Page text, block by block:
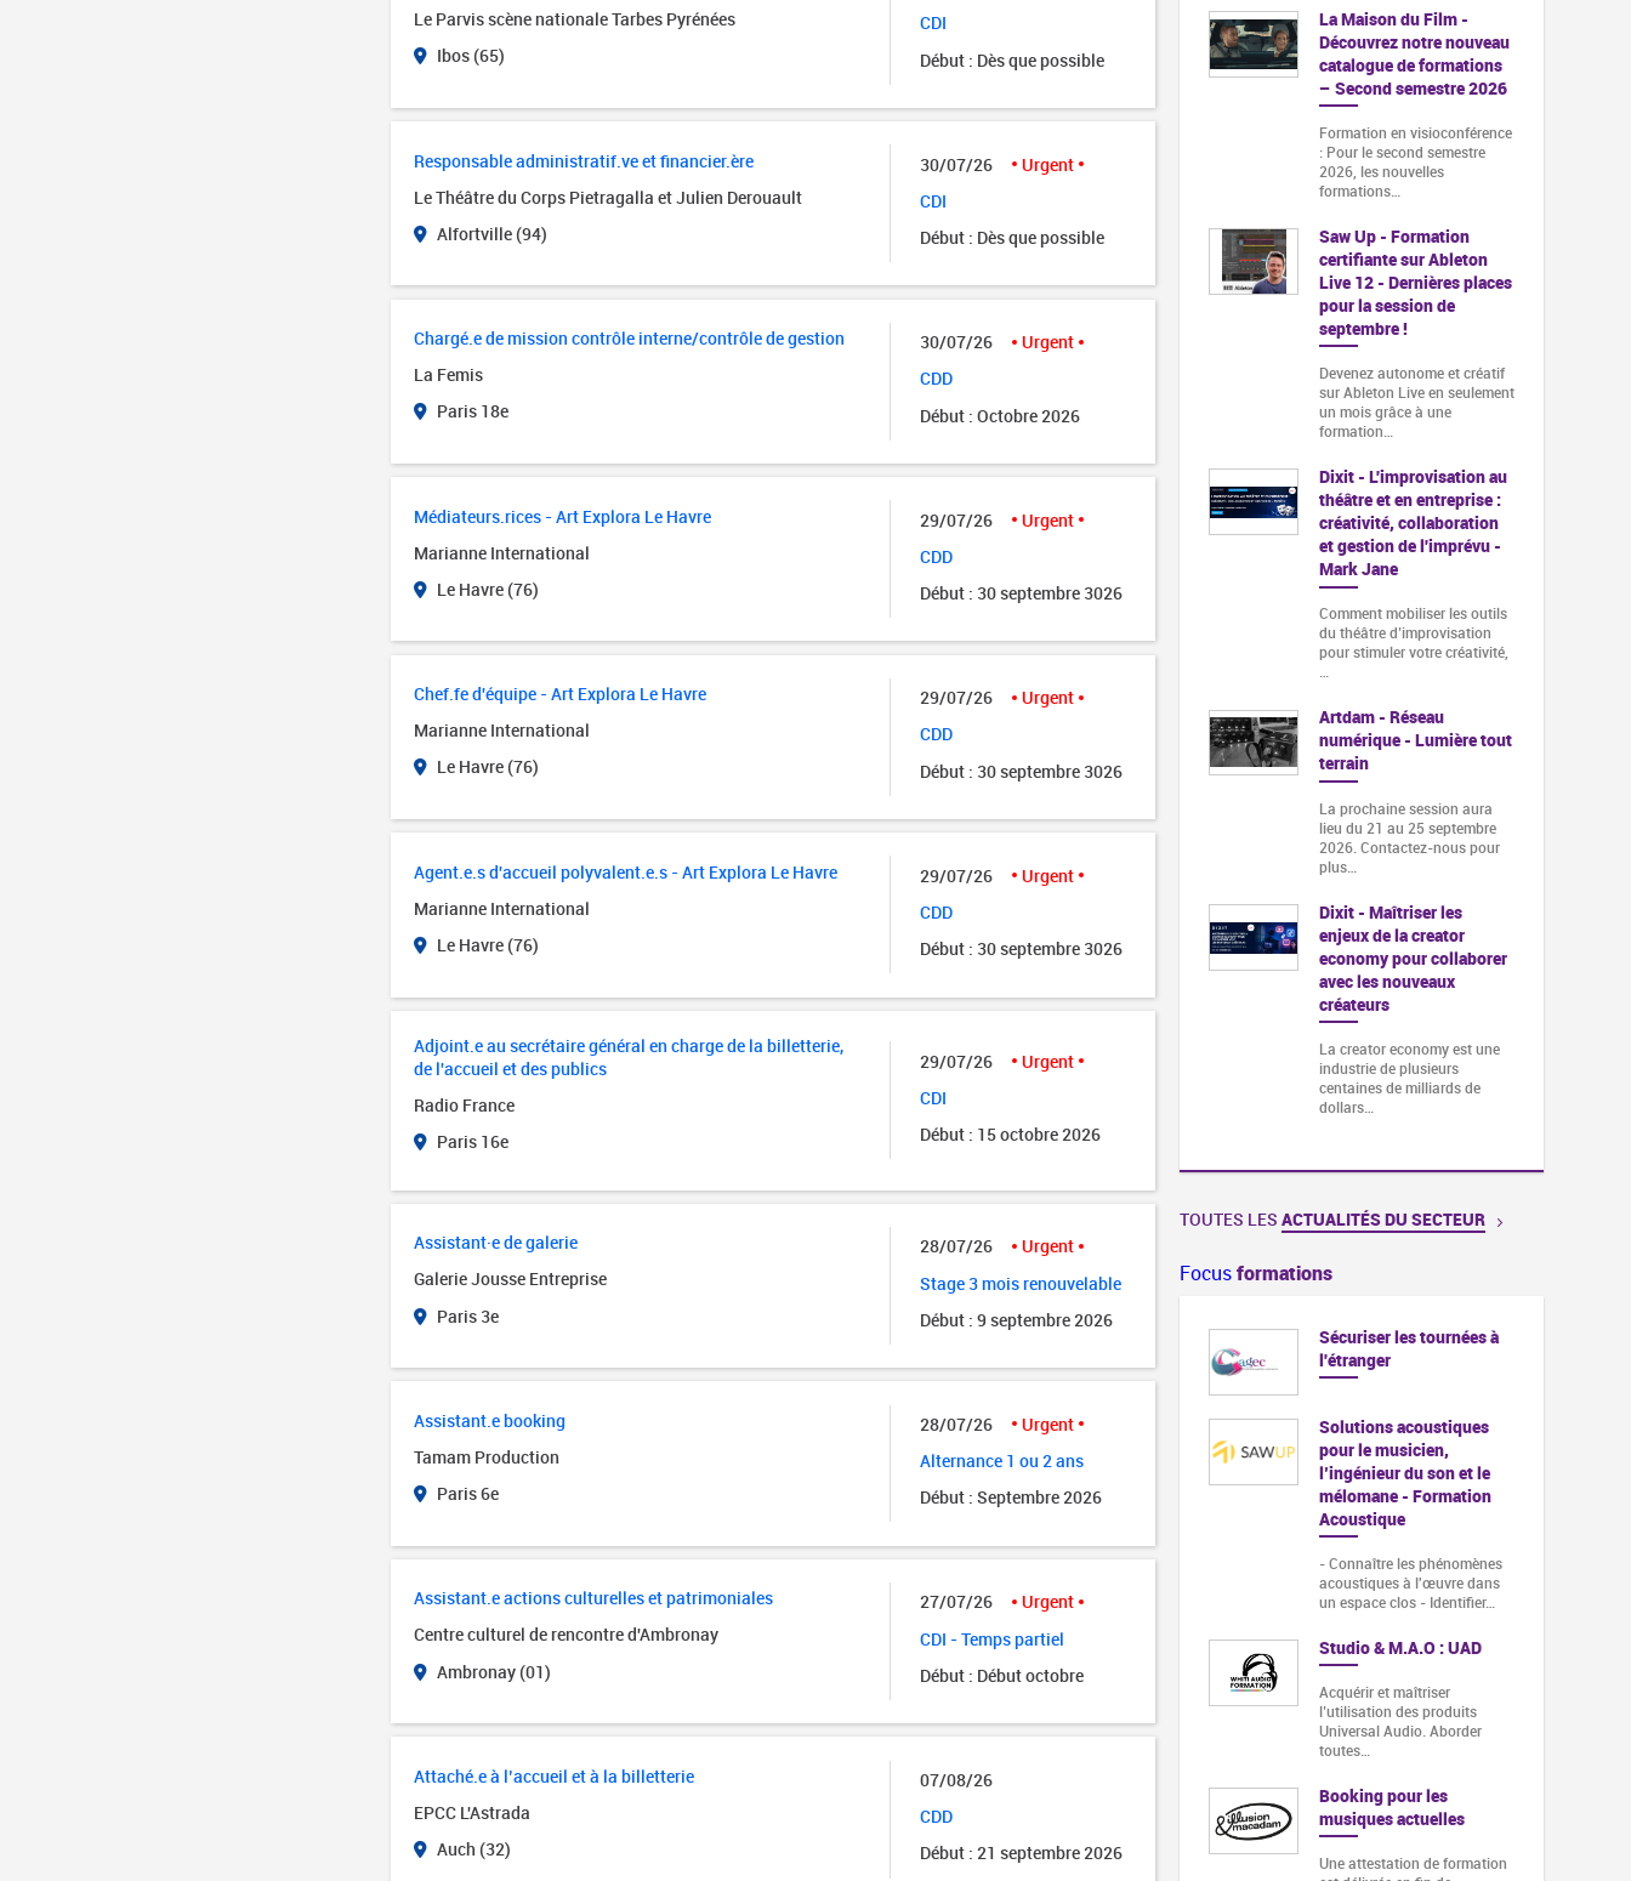
Le Parvis scène nationale Tarbes Pyrénées
Ibos (65)
CDI
Début : Dès que possible
Responsable administratif.ve et financier.ère
Le Théâtre du Corps Pietragalla et Julien Derouault
Alfortville (94)
30/07/26
Urgent
CDI
Début : Dès que possible
Chargé.e de mission contrôle interne/contrôle de gestion
La Femis
Paris 18e
30/07/26
Urgent
CDD
Début : Octobre 2026
Médiateurs.rices - Art Explora Le Havre
Marianne International
Le Havre (76)
29/07/26
Urgent
CDD
Début : 30 septembre 3026
Chef.fe d'équipe - Art Explora Le Havre
Marianne International
Le Havre (76)
29/07/26
Urgent
CDD
Début : 30 septembre 3026
Agent.e.s d'accueil polyvalent.e.s - Art Explora Le Havre
Marianne International
Le Havre (76)
29/07/26
Urgent
CDD
Début : 30 septembre 3026
Adjoint.e au secrétaire général en charge de la billetterie,
de l'accueil et des publics
Radio France
Paris 16e
29/07/26
Urgent
CDI
Début : 15 octobre 2026
Assistant·e de galerie
Galerie Jousse Entreprise
Paris 3e
28/07/26
Urgent
Stage 3 mois renouvelable
Début : 9 septembre 2026
Assistant.e booking
Tamam Production
Paris 6e
28/07/26
Urgent
Alternance 1 ou 2 ans
Début : Septembre 2026
Assistant.e actions culturelles et patrimoniales
Centre culturel de rencontre d'Ambronay
Ambronay (01)
27/07/26
Urgent
CDI - Temps partiel
Début : Début octobre
Attaché.e à l’accueil et à la billetterie
EPCC L'Astrada
Auch (32)
07/08/26
CDD
Début : 21 septembre 2026
La Maison du Film -
Découvrez notre nouveau
catalogue de formations
– Second semestre 2026
Formation en visioconférence
: Pour le second semestre
2026, les nouvelles
formations…
Saw Up - Formation
certifiante sur Ableton
Live 12 - Dernières places
pour la session de
septembre !
Devenez autonome et créatif
sur Ableton Live en seulement
un mois grâce à une
formation…
Dixit - L'improvisation au
théâtre et en entreprise :
créativité, collaboration
et gestion de l'imprévu -
Mark Jane
Comment mobiliser les outils
du théâtre d’improvisation
pour stimuler votre créativité,
…
Artdam - Réseau
numérique - Lumière tout
terrain
La prochaine session aura
lieu du 21 au 25 septembre
2026. Contactez-nous pour
plus…
Dixit - Maîtriser les
enjeux de la creator
economy pour collaborer
avec les nouveaux
créateurs
La creator economy est une
industrie de plusieurs
centaines de milliards de
dollars…
TOUTES LES ACTUALITÉS DU SECTEUR
Focusformations
Sécuriser les tournées à
l'étranger
Solutions acoustiques
pour le musicien,
l’ingénieur du son et le
mélomane - Formation
Acoustique
- Connaître les phénomènes
acoustiques à l'œuvre dans
un espace clos - Identifier…
Studio & M.A.O : UAD
Acquérir et maîtriser
l’utilisation des produits
Universal Audio. Aborder
toutes…
Booking pour les
musiques actuelles
Une attestation de formation